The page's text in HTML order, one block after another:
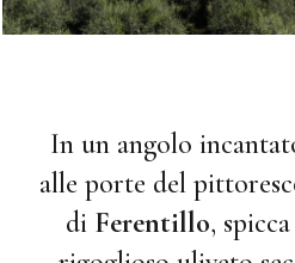
In un angolo
alle porte del
di Ferentillo,